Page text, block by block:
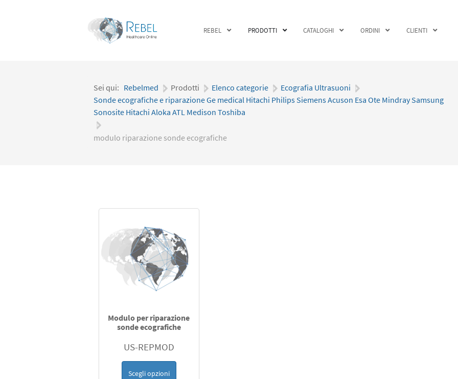
REBEL PRODOTTI CATALOGHI ORDINI CLIENTI
Sei qui: Rebelmed | Prodotti | Elenco categorie | Ecografia Ultrasuoni |
Sonde ecografiche e riparazione Ge medical Hitachi Philips Siemens Acuson Esa Ote Mindray Samsung
Sonosite Hitachi Aloka ATL Medison Toshiba
|
modulo riparazione sonde ecografiche
Modulo per riparazione
sonde ecografiche
US-REPMOD
Scegli opzioni